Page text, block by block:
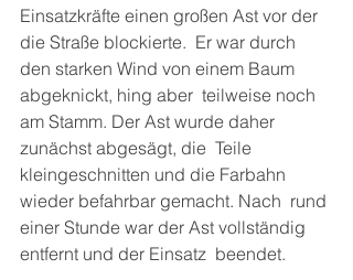
Einsatzkräfte einen großen Ast vor der
die Straße blockierte.  Er war durch
den starken Wind von einem Baum
abgeknickt, hing aber  teilweise noch
am Stamm. Der Ast wurde daher
zunächst abgesägt, die  Teile
kleingeschnitten und die Farbahn
wieder befahrbar gemacht. Nach  rund
einer Stunde war der Ast vollständig
entfernt und der Einsatz  beendet.